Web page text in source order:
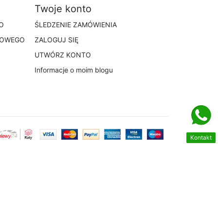
Twoje konto
ŚLEDZENIE ZAMÓWIENIA
ZALOGUJ SIĘ
UTWÓRZ KONTO
Informacje o moim blogu
Kontakt